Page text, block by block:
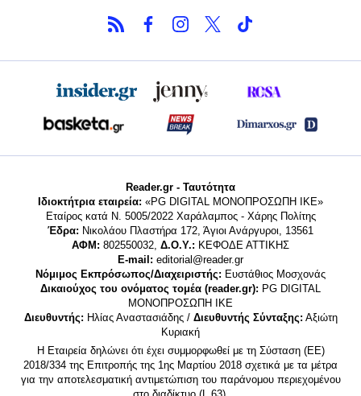
Reader.gr - Ταυτότητα
Ιδιοκτήτρια εταιρεία: «PG DIGITAL MONΟΠΡΟΣΩΠΗ ΙΚΕ»
Εταίρος κατά Ν. 5005/2022 Χαράλαμπος - Χάρης Πολίτης
Έδρα: Νικολάου Πλαστήρα 172, Άγιοι Ανάργυροι, 13561
ΑΦΜ: 802550032, Δ.Ο.Υ.: ΚΕΦΟΔΕ ΑΤΤΙΚΗΣ
E-mail: editorial@reader.gr
Νόμιμος Εκπρόσωπος/Διαχειριστής: Ευστάθιος Μοσχονάς
Δικαιούχος του ονόματος τομέα (reader.gr): PG DIGITAL
MONΟΠΡΟΣΩΠΗ ΙΚΕ
Διευθυντής: Ηλίας Αναστασιάδης / Διευθυντής Σύνταξης: Αξιώτη
Κυριακή
Η Εταιρεία δηλώνει ότι έχει συμμορφωθεί με τη Σύσταση (ΕΕ)
2018/334 της Επιτροπής της 1ης Μαρτίου 2018 σχετικά με τα μέτρα
για την αποτελεσματική αντιμετώπιση του παράνομου περιεχομένου